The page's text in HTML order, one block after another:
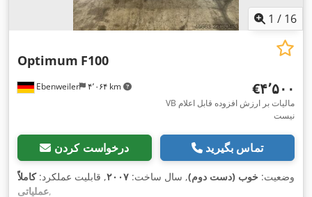
1 / 16
Ebenweiler ۴٬۰۶۴ km
Optimum F100
‎€۴٬۵۰۰
VB مالیات بر ارزش افزوده قابل اعلام
نیست
درخواست کردن تماس بگیرید
وضعیت: خوب (دست دوم), سال ساخت: ۲۰۰۷, قابلیت عملکرد:کاملاً
عملیاتی,